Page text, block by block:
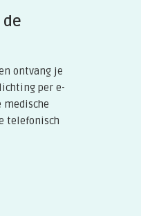
de
ontvang je
per e-
telefonisch